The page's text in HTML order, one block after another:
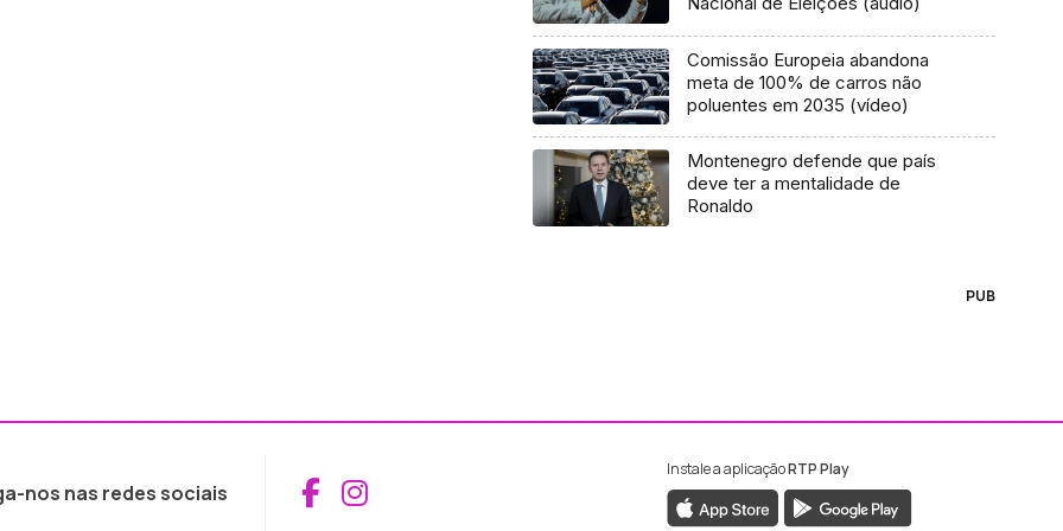
Comissão Europeia abandona
meta de 100% de carros não
poluentes em 2035 (vídeo)
Montenegro defende que país
deve ter a mentalidade de
Ronaldo
PUB
nos nas redes sociais Aceder ao Facebook da RTP Madeira
Aceder ao Instagram da RTP Madeira
Instale a aplicaçãoRTP Play